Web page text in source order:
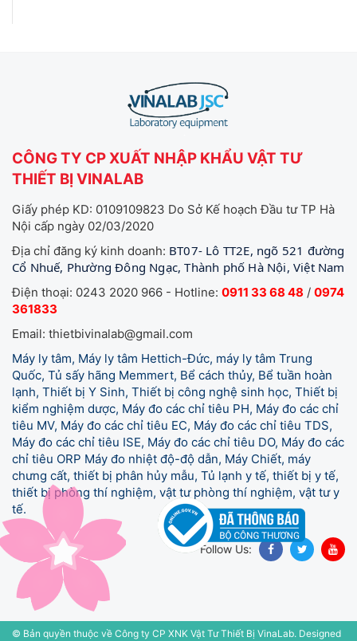
CÔNG TY CP XUẤT NHẬP KHẨU VẬT TƯ
THIẾT BỊ VINALAB
Giấy phép KD: 0109109823 Do Sở Kế hoạch Đầu tư TP Hà
Nội cấp ngày 02/03/2020
Địa chỉ đăng ký kinh doanh: BT07- Lô TT2E, ngõ 521 đường
Cổ Nhuế, Phường Đông Ngạc, Thành phố Hà Nội, Việt Nam
Điện thoại: 0243 2020 966 - Hotline: 0911 33 68 48 / 0974
361833
Email: thietbivinalab@gmail.com
Máy ly tâm, Máy ly tâm Hettich-Đức, máy ly tâm Trung
Quốc, Tủ sấy hãng Memmert, Bể cách thủy, Bể tuần hoàn
lạnh, Thiết bị Y Sinh, Thiết bị công nghệ sinh học, Thiết bị
kiểm nghiệm dược, Máy đo các chỉ tiêu PH, Máy đo các chỉ
tiêu MV, Máy đo các chỉ tiêu EC, Máy đo các chỉ tiêu TDS,
Máy đo các chỉ tiêu ISE, Máy đo các chỉ tiêu DO, Máy đo các
chỉ tiêu ORP Máy đo nhiệt độ-độ dẫn, Máy Chiết, máy
chưng cất, thiết bị phân hủy mẫu, Tủ lạnh y tế, thiết bị y tế,
thiết bị phòng thí nghiệm, vật tư phòng thí nghiệm, vật tư y
tế.
Follow Us:
© Bản quyền thuộc về Công ty CP XNK Vật Tư Thiết Bị VinaLab. Designed